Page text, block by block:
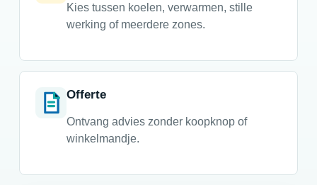
Kies tussen koelen, verwarmen, stille
werking of meerdere zones.
Offerte
Ontvang advies zonder koopknop of
winkelmandje.